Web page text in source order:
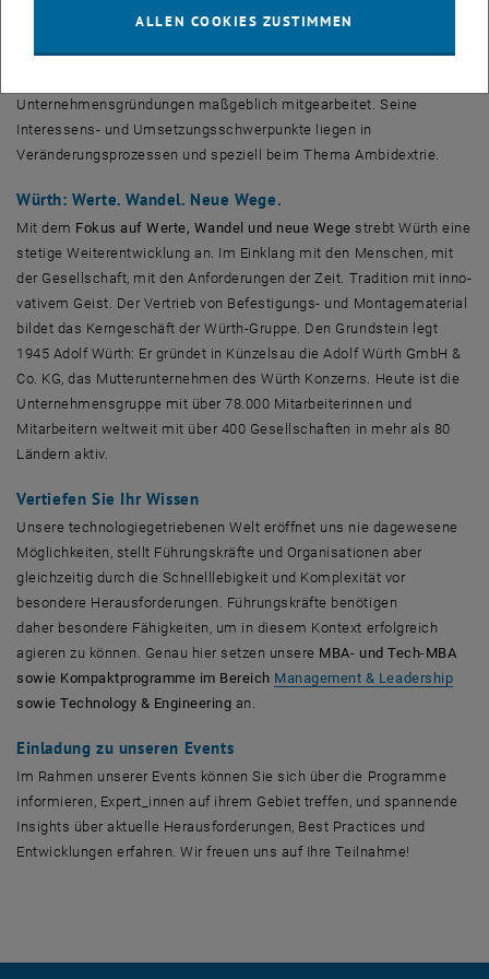
für eine konzerninterne Softwareentwicklung zu Würth gewechselt.
Er war über viele Jahre für die Ost-Gesellschaften der Würth-Gruppe
Unternehmensgründungen maßgeblich mitgearbeitet. Seine
Interessens- und Umsetzungsschwerpunkte liegen in
Veränderungsprozessen und speziell beim Thema Ambidextrie.
Würth: Werte. Wandel. Neue Wege.
Mit dem Fokus auf Werte, Wandel und neue Wege strebt Würth eine
stetige Weiterentwicklung an. Im Einklang mit den Menschen, mit
der Gesellschaft, mit den Anforde­rungen der Zeit. Tradition mit inno­
vativem Geist. Der Vertrieb von Befestigungs- und Montagematerial
bildet das Kerngeschäft der Würth-Gruppe. Den Grundstein legt
1945 Adolf Würth: Er gründet in Künzelsau die Adolf Würth GmbH &
Co. KG, das Mutterunternehmen des Würth Konzerns. Heute ist die
Unternehmensgruppe mit über 78.000 Mitarbeiterinnen und
Mitarbeitern weltweit mit über 400 Gesellschaften in mehr als 80
Ländern aktiv.
Vertiefen Sie Ihr Wissen
Unsere technologiegetriebenen Welt eröffnet uns nie dagewesene
Möglichkeiten, stellt Führungskräfte und Organisationen aber
gleichzeitig durch die Schnelllebigkeit und Komplexität vor
besondere Herausforderungen. Führungskräfte benötigen
daher besondere Fähigkeiten, um in diesem Kontext erfolgreich
agieren zu können. Genau hier setzen unsere MBA- und Tech-MBA
sowie Kompaktprogramme im Bereich Management & Leadership
sowie Technology & Engineering an.
Einladung zu unseren Events
Im Rahmen unserer Events können Sie sich über die Programme
informieren, Expert_innen auf ihrem Gebiet treffen, und spannende
Insights über aktuelle Herausforderungen, Best Practices und
Entwicklungen erfahren. Wir freuen uns auf Ihre Teilnahme!
ALLEN COOKIES ZUSTIMMEN